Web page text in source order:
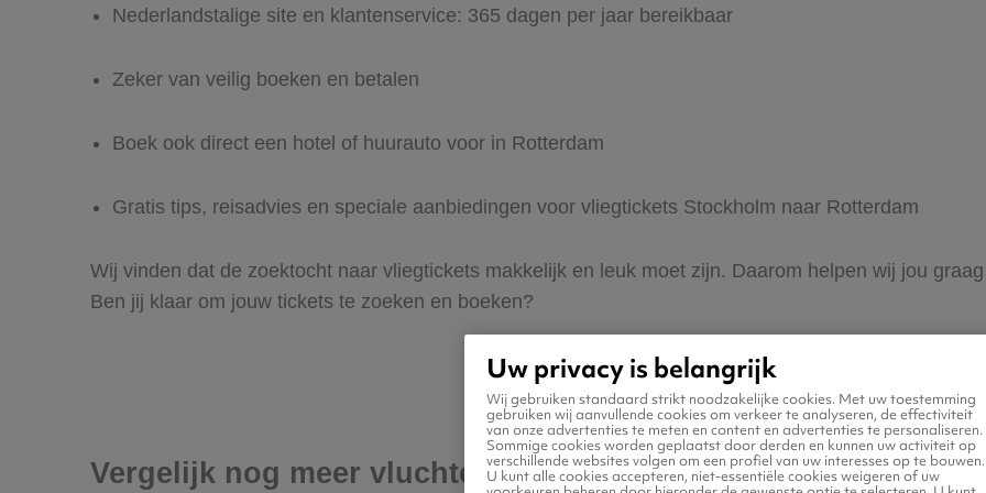
Nederlandstalige site en klantenservice: 365 dagen per jaar bereikbaar
Zeker van veilig boeken en betalen
Boek ook direct een hotel of huurauto voor in Rotterdam
Gratis tips, reisadvies en speciale aanbiedingen voor vliegtickets Stockholm naar Rotterdam
Wij vinden dat de zoektocht naar vliegtickets makkelijk en leuk moet zijn. Daarom helpen wij jou
Ben jij klaar om jouw tickets te zoeken en boeken?
Vergelijk nog meer vluchten naar Rotterdam
Uw privacy is belangrijk
Wij gebruiken standaard strikt noodzakelijke cookies. Met uw toestemming
gebruiken wij aanvullende cookies om verkeer te analyseren, de effectiviteit
van onze advertenties te meten en content en advertenties te personaliseren.
Sommige cookies worden geplaatst door derden en kunnen uw activiteit op
verschillende websites volgen om een profiel van uw interesses op te bouwen.
U kunt alle cookies accepteren, niet-essentiële cookies weigeren of uw